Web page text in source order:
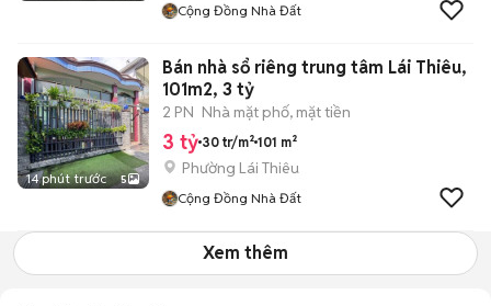
Cộng Đồng Nhà Đất
14 phút trước 5
Bán nhà sổ riêng trung tâm Lái Thiêu,
101m2, 3 tỷ
2 PN Nhà mặt phố, mặt tiền
3 tỷ 30 tr/m² 101 m²
Phường Lái Thiêu
Cộng Đồng Nhà Đất
Xem thêm